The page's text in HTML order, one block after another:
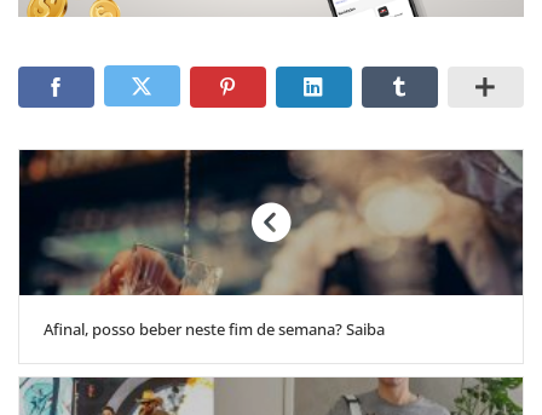
Afinal, posso beber neste fim de semana? Saiba